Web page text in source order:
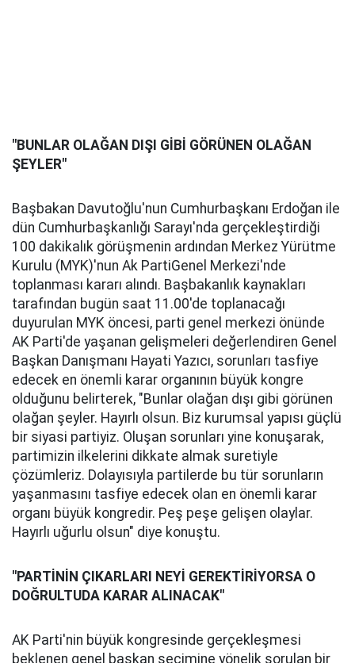
"BUNLAR OLAĞAN DIŞI GİBİ GÖRÜNEN OLAĞAN
ŞEYLER"
Başbakan Davutoğlu'nun Cumhurbaşkanı Erdoğan ile
dün Cumhurbaşkanlığı Sarayı'nda gerçekleştirdiği
100 dakikalık görüşmenin ardından Merkez Yürütme
Kurulu (MYK)'nun Ak PartiGenel Merkezi'nde
toplanması kararı alındı. Başbakanlık kaynakları
tarafından bugün saat 11.00'de toplanacağı
duyurulan MYK öncesi, parti genel merkezi önünde
AK Parti'de yaşanan gelişmeleri değerlendiren Genel
Başkan Danışmanı Hayati Yazıcı, sorunları tasfiye
edecek en önemli karar organının büyük kongre
olduğunu belirterek, "Bunlar olağan dışı gibi görünen
olağan şeyler. Hayırlı olsun. Biz kurumsal yapısı güçlü
bir siyasi partiyiz. Oluşan sorunları yine konuşarak,
partimizin ilkelerini dikkate almak suretiyle
çözümleriz. Dolayısıyla partilerde bu tür sorunların
yaşanmasını tasfiye edecek olan en önemli karar
organı büyük kongredir. Peş peşe gelişen olaylar.
Hayırlı uğurlu olsun" diye konuştu.
"PARTİNİN ÇIKARLARI NEYİ GEREKTİRİYORSA O
DOĞRULTUDA KARAR ALINACAK"
AK Parti'nin büyük kongresinde gerçekleşmesi
beklenen genel başkan seçimine yönelik sorulan bir